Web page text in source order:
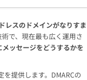
レスのドメインがなりすま
で、現在最も広く運用さ
ッセージをどうするかを
提供します。DMARCの